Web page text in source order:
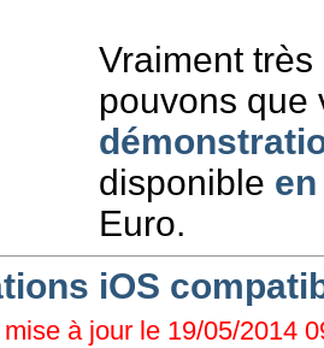
Vraiment
pouvons
disponible
Euro.
iOS
à jour le 19/05/2014